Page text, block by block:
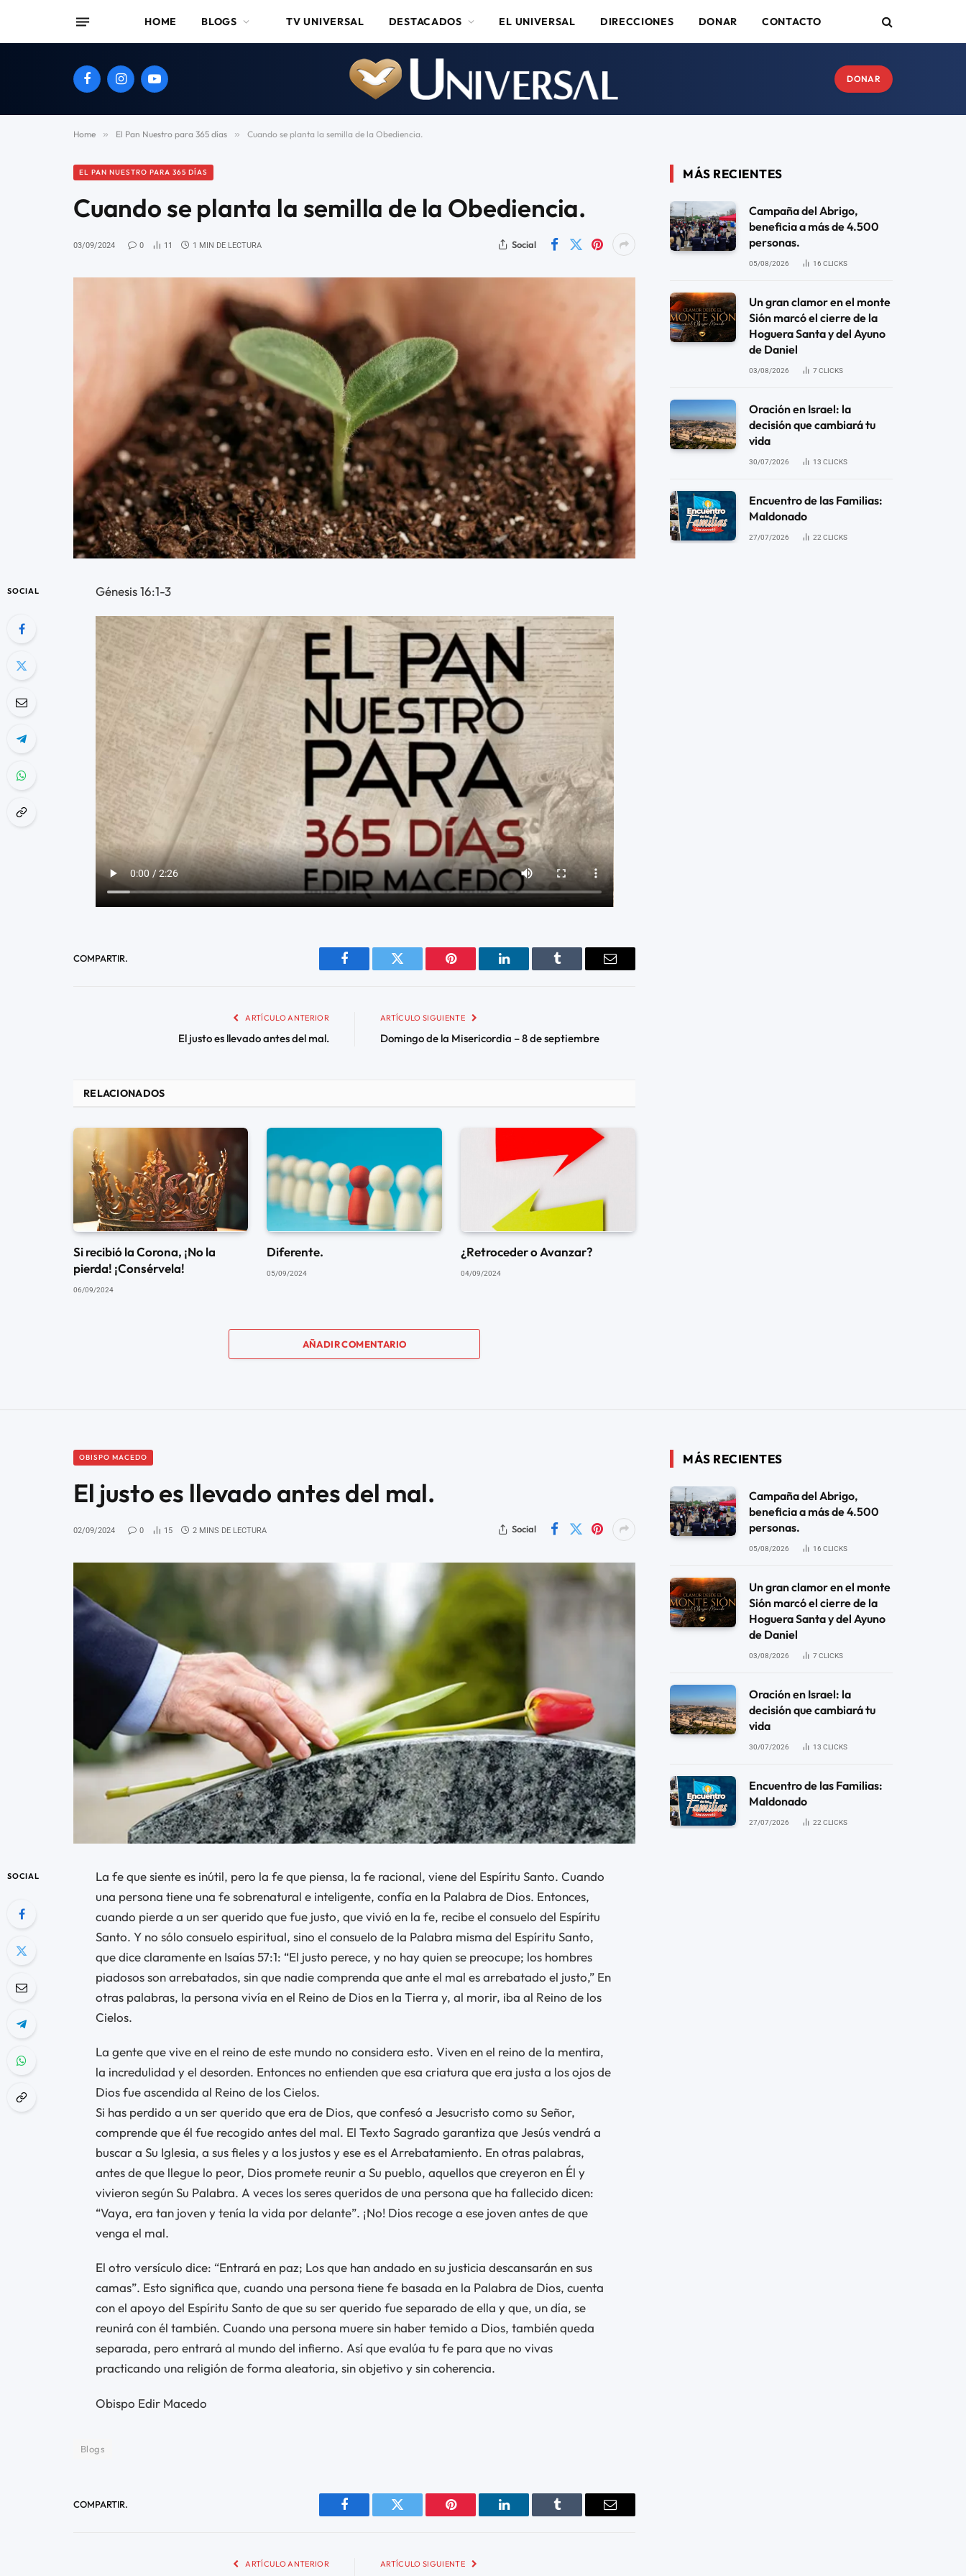
HOME BLOGS TV UNIVERSAL DESTACADOS EL UNIVERSAL DIRECCIONES DONAR CONTACTO
FacebookInstagramYouTube DONAR
Home » El Pan Nuestro para 365 días » Cuando se planta la semilla de la Obediencia.
EL PAN NUESTRO PARA 365 DÍAS
Cuando se planta la semilla de la Obediencia.
03/09/2024 0 11 1 MIN DE LECTURA Social
SOCIAL Génesis 16:1-3
COMPARTIR.
Facebook Twitter Pinterest LinkedIn Tumblr Email
ARTÍCULO ANTERIOR
El justo es llevado antes del mal.
ARTÍCULO SIGUIENTE
Domingo de la Misericordia – 8 de septiembre
RELACIONADOS
Si recibió la Corona, ¡No la
pierda! ¡Consérvela!
06/09/2024
Diferente.
05/09/2024
¿Retroceder o Avanzar?
04/09/2024
AÑADIR COMENTARIO
MÁS RECIENTES
Campaña del Abrigo,
beneficia a más de 4.500
personas.
05/08/2026 16 CLICKS
Un gran clamor en el monte
Sión marcó el cierre de la
Hoguera Santa y del Ayuno
de Daniel
03/08/2026 7 CLICKS
Oración en Israel: la
decisión que cambiará tu
vida
30/07/2026 13 CLICKS
Encuentro de las Familias:
Maldonado
27/07/2026 22 CLICKS
OBISPO MACEDO
El justo es llevado antes del mal.
02/09/2024 0 15 2 MINS DE LECTURA Social
SOCIAL
La fe que siente es inútil, pero la fe que piensa, la fe racional, viene del Espíritu Santo. Cuando
una persona tiene una fe sobrenatural e inteligente, confía en la Palabra de Dios. Entonces,
cuando pierde a un ser querido que fue justo, que vivió en la fe, recibe el consuelo del Espíritu
Santo. Y no sólo consuelo espiritual, sino el consuelo de la Palabra misma del Espíritu Santo,
que dice claramente en Isaías 57:1: “El justo perece, y no hay quien se preocupe; los hombres
piadosos son arrebatados, sin que nadie comprenda que ante el mal es arrebatado el justo,” En
otras palabras, la persona vivía en el Reino de Dios en la Tierra y, al morir, iba al Reino de los
Cielos.
La gente que vive en el reino de este mundo no considera esto. Viven en el reino de la mentira,
la incredulidad y el desorden. Entonces no entienden que esa criatura que era justa a los ojos de
Dios fue ascendida al Reino de los Cielos.
Si has perdido a un ser querido que era de Dios, que confesó a Jesucristo como su Señor,
comprende que él fue recogido antes del mal. El Texto Sagrado garantiza que Jesús vendrá a
buscar a Su Iglesia, a sus fieles y a los justos y ese es el Arrebatamiento. En otras palabras,
antes de que llegue lo peor, Dios promete reunir a Su pueblo, aquellos que creyeron en Él y
vivieron según Su Palabra. A veces los seres queridos de una persona que ha fallecido dicen:
“Vaya, era tan joven y tenía la vida por delante”. ¡No! Dios recoge a ese joven antes de que
venga el mal.
El otro versículo dice: “Entrará en paz; Los que han andado en su justicia descansarán en sus
camas”. Esto significa que, cuando una persona tiene fe basada en la Palabra de Dios, cuenta
con el apoyo del Espíritu Santo de que su ser querido fue separado de ella y que, un día, se
reunirá con él también. Cuando una persona muere sin haber temido a Dios, también queda
separada, pero entrará al mundo del infierno. Así que evalúa tu fe para que no vivas
practicando una religión de forma aleatoria, sin objetivo y sin coherencia.
Obispo Edir Macedo
Blogs
COMPARTIR.
Facebook Twitter Pinterest LinkedIn Tumblr Email
ARTÍCULO ANTERIOR ARTÍCULO SIGUIENTE
MÁS RECIENTES
Campaña del Abrigo,
beneficia a más de 4.500
personas.
05/08/2026 16 CLICKS
Un gran clamor en el monte
Sión marcó el cierre de la
Hoguera Santa y del Ayuno
de Daniel
03/08/2026 7 CLICKS
Oración en Israel: la
decisión que cambiará tu
vida
30/07/2026 13 CLICKS
Encuentro de las Familias:
Maldonado
27/07/2026 22 CLICKS